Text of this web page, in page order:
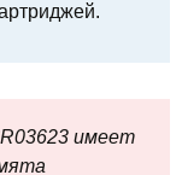
имеет